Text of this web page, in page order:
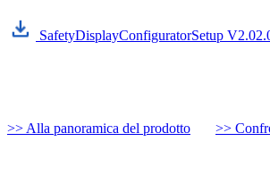
SafetyDisplayConfiguratorSetup
>> Alla panoramica del prodotto >>